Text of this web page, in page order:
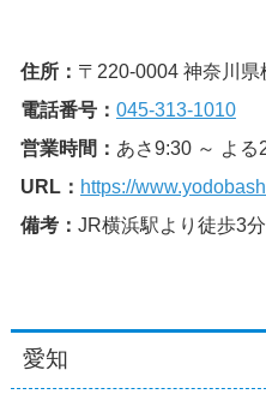
住所： 〒220-0004 神奈川
電話番号： 045-313-1010
営業時間： あさ9:30 ～ よる
URL： https://
備考： JR横浜駅より徒歩3分
愛知